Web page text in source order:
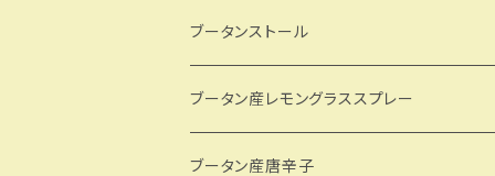
ブータンストール
GBJW
Dekiオリジナル
ブータン産レモングラススプレー
ブータン産唐辛子